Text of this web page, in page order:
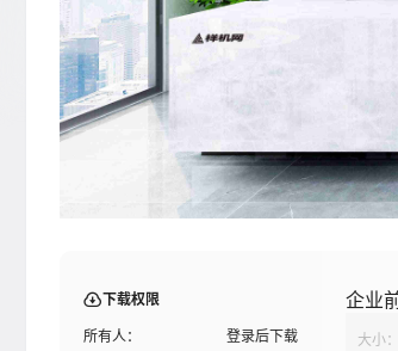
下载权限
所有人： 登录后下载
企业
大小：